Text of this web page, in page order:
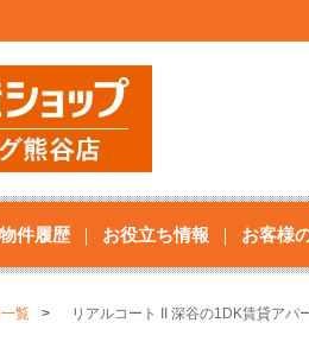
件履歴 お役立ち情報 お客様
覧 リアルコート II 深谷の1DK賃貸アパ